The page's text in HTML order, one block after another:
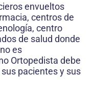
envueltos
centros de
centro
de salud donde
es
Ortopedista debe
pacientes y sus